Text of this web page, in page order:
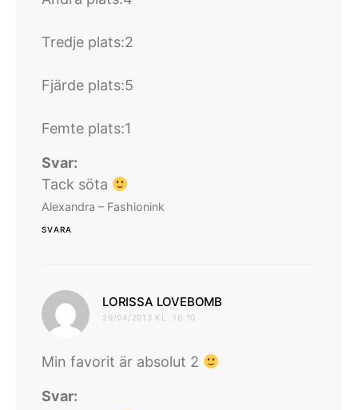
Tredje plats:2
Fjärde plats:5
Femte plats:1
Svar:
Tack söta
Alexandra – Fashionink
SVARA
LORISSA LOVEBOMB
29/04/2013 KL. 16:10
Min favorit är absolut 2
Svar: